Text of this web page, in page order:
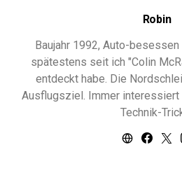
Robin
Baujahr 1992, Auto-
spätestens seit ich "Colin
entdeckt habe. Die
Ausflugsziel. Immer interessiert
Technik-